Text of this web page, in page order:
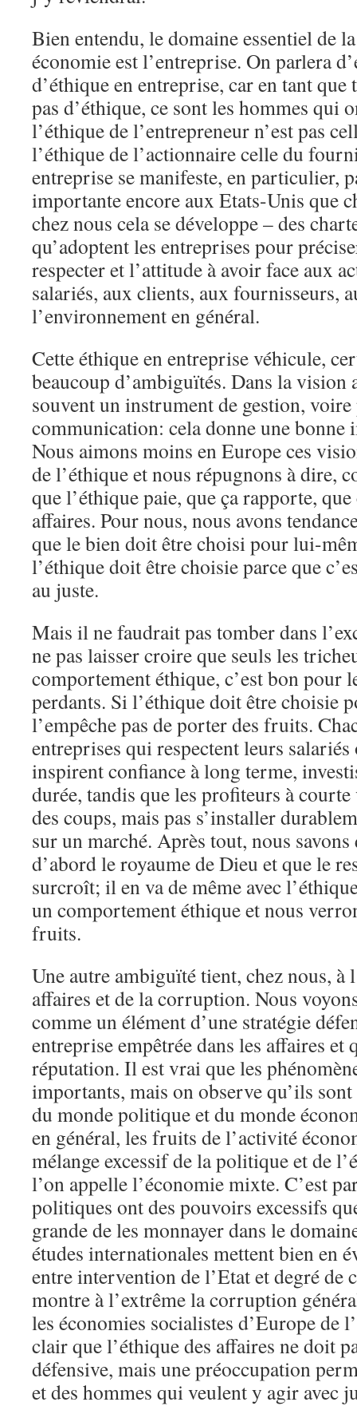
Bien entendu, le domaine essentiel de
économie est l’entreprise. On parlera
d’éthique en entreprise, car en tant que
pas d’éthique, ce sont les hommes qui
l’éthique de l’entrepreneur n’est pas
l’éthique de l’actionnaire celle du
entreprise se manifeste, en particulier,
importante encore aux Etats-Unis que
chez nous cela se développe – des
qu’adoptent les entreprises pour
respecter et l’attitude à avoir face aux
salariés, aux clients, aux fournisseurs,
l’environnement en général.
Cette éthique en entreprise véhicule,
beaucoup d’ambiguïtés. Dans la vision
souvent un instrument de gestion,
communication: cela donne une bonne
Nous aimons moins en Europe ces
de l’éthique et nous répugnons à dire,
que l’éthique paie, que ça rapporte,
affaires. Pour nous, nous avons
que le bien doit être choisi pour lui-
l’éthique doit être choisie parce que
au juste.
Mais il ne faudrait pas tomber dans
ne pas laisser croire que seuls les
comportement éthique, c’est bon pour
perdants. Si l’éthique doit être choisie
l’empêche pas de porter des fruits.
entreprises qui respectent leurs
inspirent confiance à long terme,
durée, tandis que les profiteurs à
des coups, mais pas s’installer
sur un marché. Après tout, nous
d’abord le royaume de Dieu et que le
surcroît; il en va de même avec
un comportement éthique et nous
fruits.
Une autre ambiguïté tient, chez nous, à
affaires et de la corruption. Nous
comme un élément d’une stratégie
entreprise empêtrée dans les affaires et
réputation. Il est vrai que les
importants, mais on observe qu’ils
du monde politique et du monde
en général, les fruits de l’activité
mélange excessif de la politique et de
l’on appelle l’économie mixte. C’est
politiques ont des pouvoirs excessifs
grande de les monnayer dans le
études internationales mettent bien en
entre intervention de l’Etat et degré
montre à l’extrême la corruption
les économies socialistes d’Europe de
clair que l’éthique des affaires ne doit
défensive, mais une préoccupation
et des hommes qui veulent y agir avec